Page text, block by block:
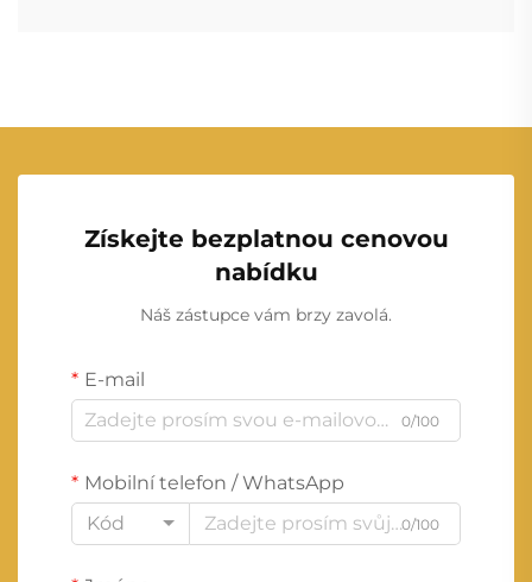
Získejte bezplatnou cenovou
nabídku
Náš zástupce vám brzy zavolá.
E-mail
0/100
Mobilní telefon / WhatsApp
Kód
0/100